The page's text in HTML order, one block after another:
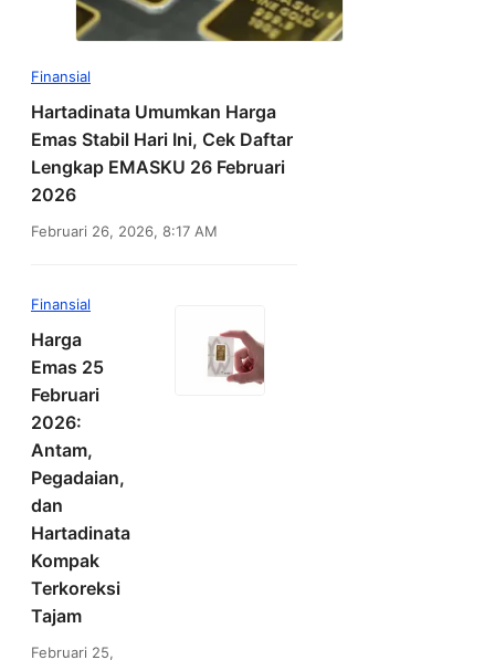
Finansial
Hartadinata Umumkan Harga
Emas Stabil Hari Ini, Cek Daftar
Lengkap EMASKU 26 Februari
2026
Februari 26, 2026, 8:17 AM
Finansial
Harga
Emas 25
Februari
2026:
Antam,
Pegadaian,
dan
Hartadinata
Kompak
Terkoreksi
Tajam
Februari 25,